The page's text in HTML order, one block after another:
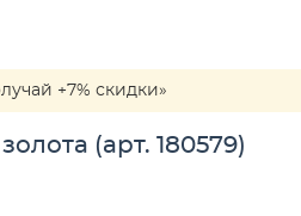
+7% скидки»
(арт. 180579)